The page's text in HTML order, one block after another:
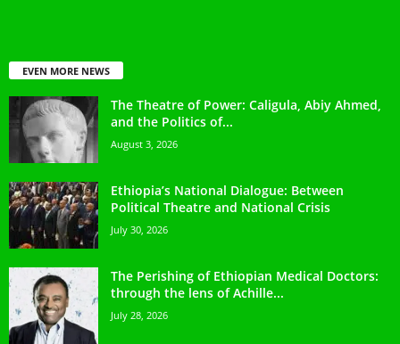
EVEN MORE NEWS
The Theatre of Power: Caligula, Abiy Ahmed,
and the Politics of...
August 3, 2026
Ethiopia’s National Dialogue: Between
Political Theatre and National Crisis
July 30, 2026
The Perishing of Ethiopian Medical Doctors:
through the lens of Achille...
July 28, 2026